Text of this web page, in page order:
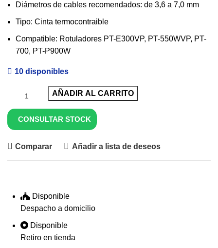
Diámetros de cables recomendados: de 3,6 a 7,0 mm
Tipo: Cinta termocontraible
Compatible: Rotuladores PT-E300VP, PT-550WVP, PT-
700, PT-P900W
10 disponibles
AÑADIR AL CARRITO
CONSULTAR STOCK
Comparar Añadir a lista de deseos
Disponible
Despacho a domicilio
Disponible
Retiro en tienda